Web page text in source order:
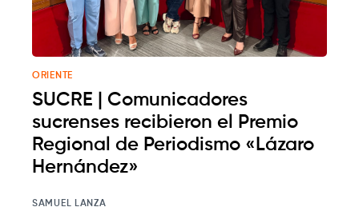
ORIENTE
SUCRE | Comunicadores
sucrenses recibieron el Premio
Regional de Periodismo «Lázaro
Hernández»
SAMUEL LANZA